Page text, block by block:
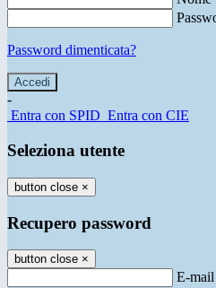
Password dimenticata?
-
Entra con SPID Entra con CIE
Seleziona utente
button close ×
Recupero password
button close ×
E-mail